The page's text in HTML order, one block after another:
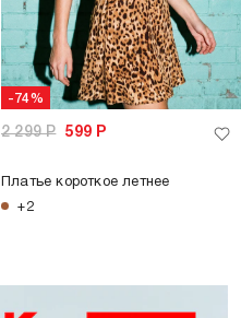
-74%
2 299Р 599 Р
Платье короткое летнее
+2